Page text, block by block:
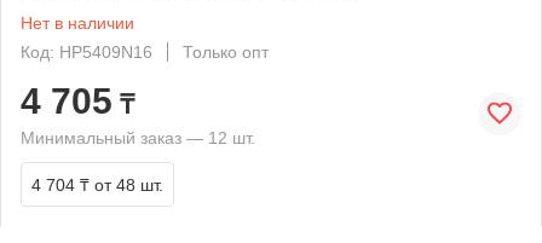
Нет в наличии
Код: HP5409N16
Только опт
4 705 ₸
Минимальный заказ — 12 шт.
4 704 ₸ от 48 шт.